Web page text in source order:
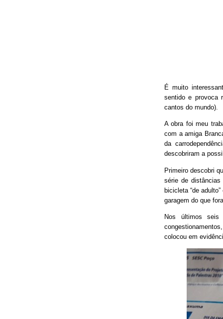
É muito
sentido e provoca
cantos do mundo).
A obra foi meu
com a amiga
da
descobriram a
Primeiro descobri
série de distâncias
bicicleta “de
garagem do que
Nos últimos seis
colocou em